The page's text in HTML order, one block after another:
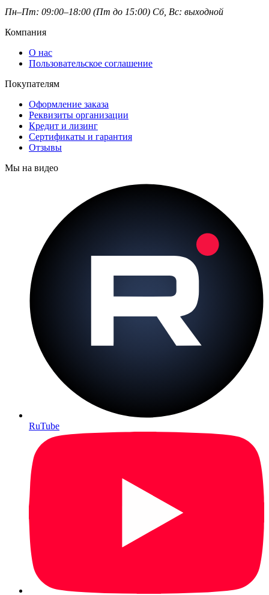
Пн–Пт: 09:00–18:00 (Пт до 15:00) Сб, Вс: выходной
Компания
О нас
Пользовательское соглашение
Покупателям
Оформление заказа
Реквизиты организации
Кредит и лизинг
Сертификаты и гарантия
Отзывы
Мы на видео
RuTube